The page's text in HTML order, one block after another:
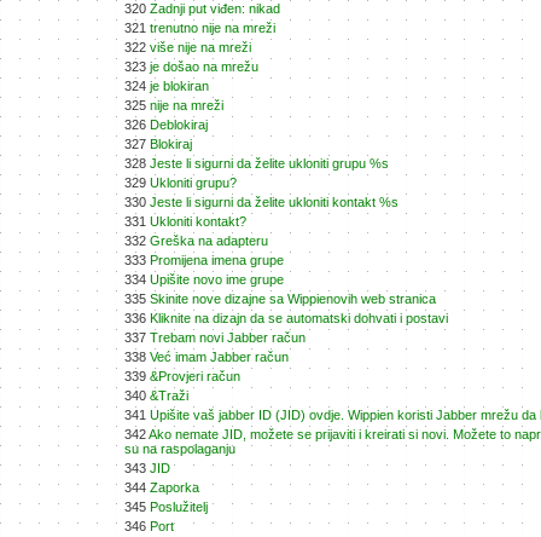
320 Zadnji put viđen: nikad
321 trenutno nije na mreži
322 više nije na mreži
323 je došao na mrežu
324 je blokiran
325 nije na mreži
326 Deblokiraj
327 Blokiraj
328 Jeste li sigurni da želite ukloniti grupu %s
329 Ukloniti grupu?
330 Jeste li sigurni da želite ukloniti kontakt %s
331 Ukloniti kontakt?
332 Greška na adapteru
333 Promijena imena grupe
334 Upišite novo ime grupe
335 Skinite nove dizajne sa Wippienovih web stranica
336 Kliknite na dizajn da se automatski dohvati i postavi
337 Trebam novi Jabber račun
338 Već imam Jabber račun
339 &Provjeri račun
340 &Traži
341 Upišite vaš jabber ID (JID) ovdje. Wippien koristi Jabber mrežu
342Ako nemate JID, možete se prijaviti i kreirati si novi. Možete to
su na raspolaganju
343 JID
344 Zaporka
345 Poslužitelj
346 Port